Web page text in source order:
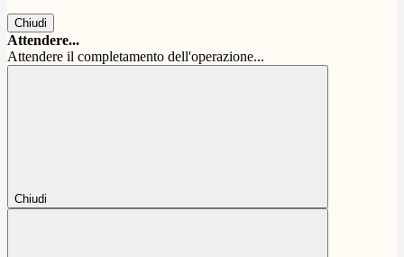
Chiudi
Attendere...
Attendere il completamento dell'operazione...
Chiudi